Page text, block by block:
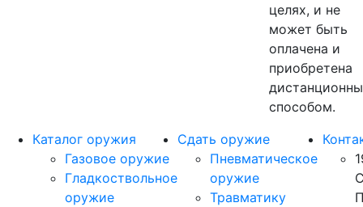
целях, и не
может быть
оплачена и
приобретена
способом.
Каталог оружия
Газовое оружие
Гладкоствольное
оружие
Сдать оружие
Пневматическое
оружие
Травматику